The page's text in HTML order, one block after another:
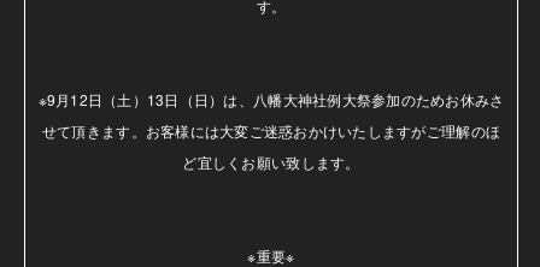
す。
※9月12日（土）13日（日）は、八幡大神社例大祭参加のためお休みさ
せて頂きます。お客様には大変ご迷惑おかけいたしますがご理解のほ
ど宜しくお願い致します。
※重要※